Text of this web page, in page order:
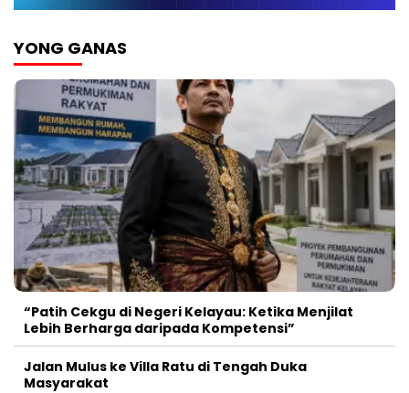
YONG GANAS
“Patih Cekgu di Negeri Kelayau: Ketika Menjilat
Lebih Berharga daripada Kompetensi”
Jalan Mulus ke Villa Ratu di Tengah Duka
Masyarakat